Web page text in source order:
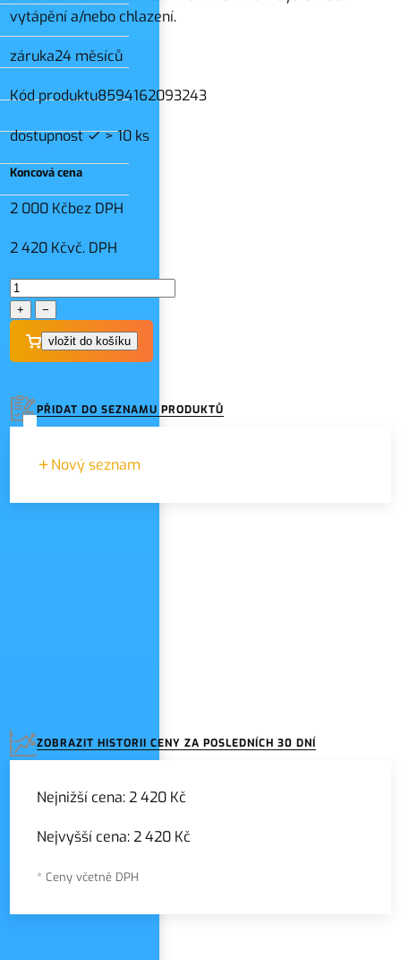
vytápění a/nebo chlazení.
záruka24 měsíců
Kód produktu8594162093243
dostupnost > 10 ks
Koncová cena
2 000 Kčbez DPH
2 420 Kčvč. DPH
+ −
PŘIDAT DO SEZNAMU PRODUKTŮ
Nový seznam
Zadejte název seznamu
ZOBRAZIT HISTORII CENY ZA POSLEDNÍCH 30 DNÍ
Nejnižší cena:2 420 Kč
Nejvyšší cena:2 420 Kč
* Ceny včetně DPH